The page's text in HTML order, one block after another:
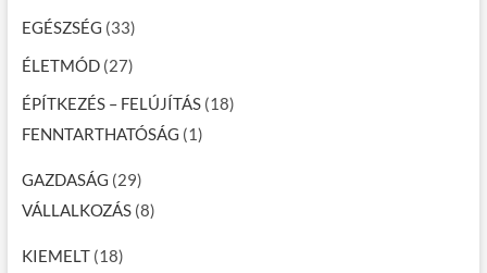
EGÉSZSÉG (33)
ÉLETMÓD(27)
ÉPÍTKEZÉS – FELÚJÍTÁS(18)
FENNTARTHATÓSÁG (1)
GAZDASÁG (29)
VÁLLALKOZÁS(8)
KIEMELT(18)